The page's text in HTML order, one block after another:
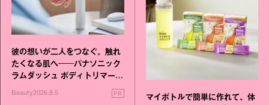
彼の想いが二人をつなぐ。触れ
たくなる肌へ──パナソニック
ラムダッシュ ボディトリマーが
進化！
Beauty2026.8.5 PR
マイボトルで簡単に作れて、体